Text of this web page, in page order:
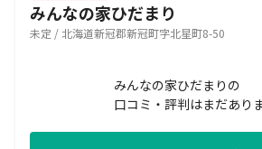
みんなの家ひだまり
未定 / 北海道新冠郡新冠町字北星町8-50
みんなの家ひだまりの
口コミ・評判はまだあり